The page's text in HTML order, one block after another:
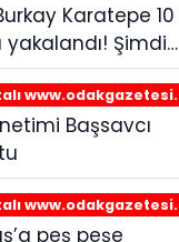
yakalandı! Şimdi